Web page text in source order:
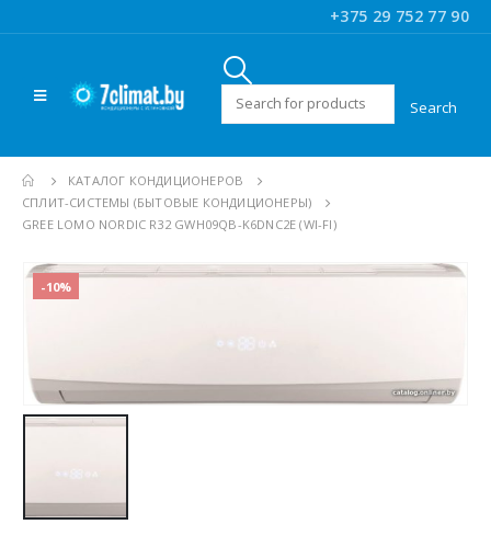
+375 29 752 77 90
Искать:
КАТАЛОГ КОНДИЦИОНЕРОВ
CПЛИТ-СИСТЕМЫ (БЫТОВЫЕ КОНДИЦИОНЕРЫ)
GREE LOMO NORDIC R32 GWH09QB-K6DNC2E (WI-FI)
-10%